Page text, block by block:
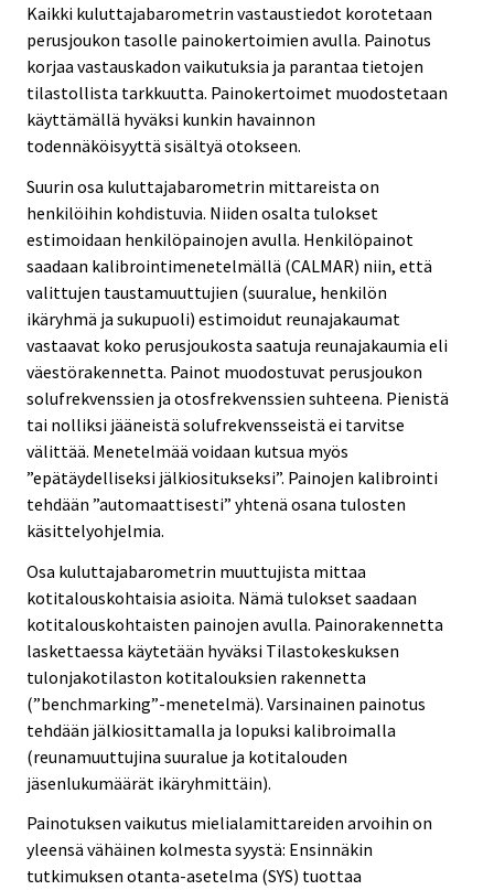
Kaikki kuluttajabarometrin vastaustiedot korotetaan
perusjoukon tasolle painokertoimien avulla. Painotus
korjaa vastauskadon vaikutuksia ja parantaa tietojen
tilastollista tarkkuutta. Painokertoimet muodostetaan
käyttämällä hyväksi kunkin havainnon
todennäköisyyttä sisältyä otokseen.
Suurin osa kuluttajabarometrin mittareista on
henkilöihin kohdistuvia. Niiden osalta tulokset
estimoidaan henkilöpainojen avulla. Henkilöpainot
saadaan kalibrointimenetelmällä (CALMAR) niin, että
valittujen taustamuuttujien (suuralue, henkilön
ikäryhmä ja sukupuoli) estimoidut reunajakaumat
vastaavat koko perusjoukosta saatuja reunajakaumia eli
väestörakennetta. Painot muodostuvat perusjoukon
solufrekvenssien ja otosfrekvenssien suhteena. Pienistä
tai nolliksi jääneistä solufrekvensseistä ei tarvitse
välittää. Menetelmää voidaan kutsua myös
”epätäydelliseksi jälkiositukseksi”. Painojen kalibrointi
tehdään ”automaattisesti” yhtenä osana tulosten
käsittelyohjelmia.
Osa kuluttajabarometrin muuttujista mittaa
kotitalouskohtaisia asioita. Nämä tulokset saadaan
kotitalouskohtaisten painojen avulla. Painorakennetta
laskettaessa käytetään hyväksi Tilastokeskuksen
tulonjakotilaston kotitalouksien rakennetta
(”benchmarking”-menetelmä). Varsinainen painotus
tehdään jälkiosittamalla ja lopuksi kalibroimalla
(reunamuuttujina suuralue ja kotitalouden
jäsenlukumäärät ikäryhmittäin).
Painotuksen vaikutus mielialamittareiden arvoihin on
yleensä vähäinen kolmesta syystä: Ensinnäkin
tutkimuksen otanta-asetelma (SYS) tuottaa